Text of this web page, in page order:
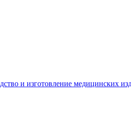
и изготовление медицинских